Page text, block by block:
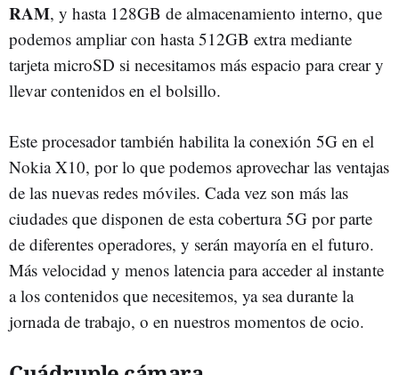
RAM, y hasta 128GB de almacenamiento interno, que
podemos ampliar con hasta 512GB extra mediante
tarjeta microSD si necesitamos más espacio para crear y
llevar contenidos en el bolsillo.
Este procesador también habilita la conexión 5G en el
Nokia X10, por lo que podemos aprovechar las ventajas
de las nuevas redes móviles. Cada vez son más las
ciudades que disponen de esta cobertura 5G por parte
de diferentes operadores, y serán mayoría en el futuro.
Más velocidad y menos latencia para acceder al instante
a los contenidos que necesitemos, ya sea durante la
jornada de trabajo, o en nuestros momentos de ocio.